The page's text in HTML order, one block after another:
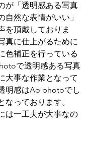
が「透明感ある写真
自然な表情がいい」
を頂戴しておりま
真に仕上がるために
色補正を行っている
で透明感ある写真
大事な作業となって
明感はAo photoでし
なっております。
は一工夫が大事なの